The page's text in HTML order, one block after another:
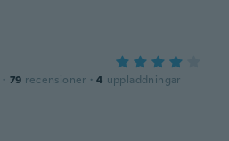
· 79 recensioner · 4 uppladdningar